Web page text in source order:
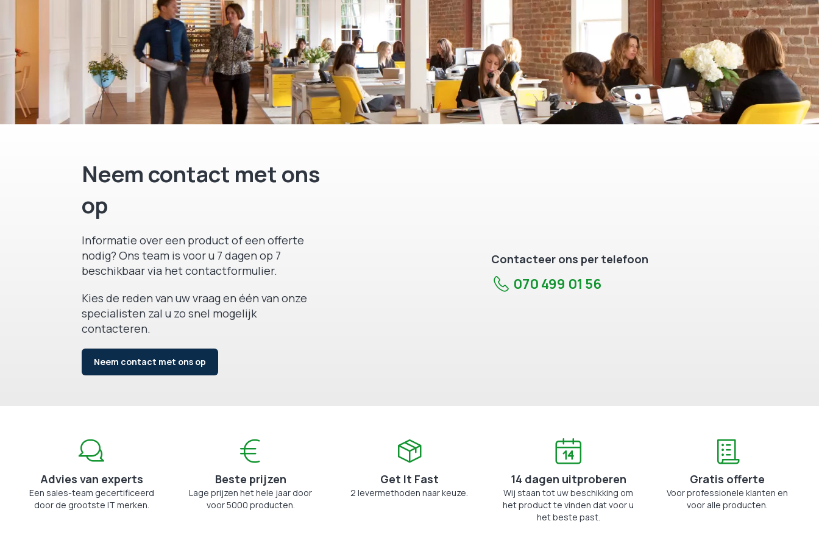
Neem contact met ons
op
Informatie over een product of een offerte
nodig? Ons team is voor u 7 dagen op 7
beschikbaar via het contactformulier.
Kies de reden van uw vraag en één van onze
specialisten zal u zo snel mogelijk
contacteren.
Neem contact met ons op
Contacteer ons per telefoon
070 499 01 56
Advies van experts
Een sales-team gecertificeerd
door de grootste IT merken.
Beste prijzen
Lage prijzen het hele jaar door
voor 5000 producten.
Get It Fast
2 levermethoden naar keuze.
14 dagen uitproberen
Wij staan tot uw beschikking om
het product te vinden dat voor u
het beste past.
Gratis offerte
Voor professionele klanten en
voor alle producten.